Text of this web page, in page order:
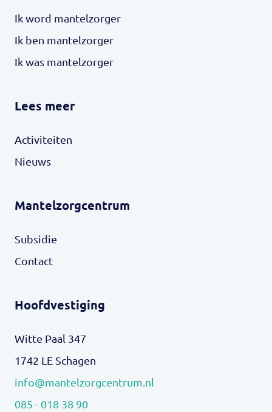
Ik word mantelzorger
Ik ben mantelzorger
Ik was mantelzorger
Lees meer
Activiteiten
Nieuws
Mantelzorgcentrum
Subsidie
Contact
Hoofdvestiging
Witte Paal 347
1742 LE Schagen
info@mantelzorgcentrum.nl
085 - 018 38 90